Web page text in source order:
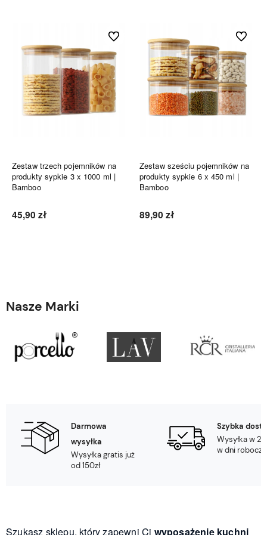
Zestaw trzech pojemników na
produkty sypkie 3 x 1000 ml |
Bamboo
45,90 zł
Do ulubionych
Zestaw sześciu pojemników na
produkty sypkie 6 x 450 ml |
Bamboo
89,90 zł
Do
Nasze Marki
Darmowa
wysyłka
Wysyłka gratis już
od 150zł
Szybka
Wysyłka w
w dni robocze
Szukasz sklepu, który zapewni Ci wyposażenie kuchni